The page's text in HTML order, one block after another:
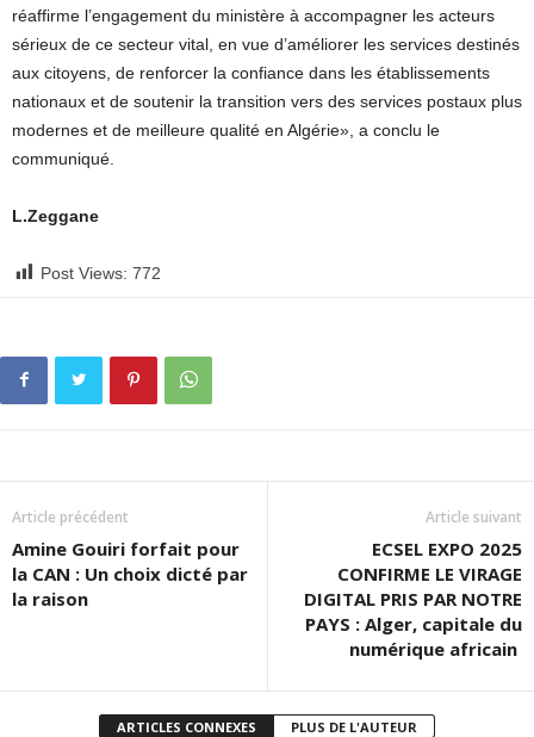
réaffirme l’engagement du ministère à accompagner les acteurs
sérieux de ce secteur vital, en vue d’améliorer les services destinés
aux citoyens, de renforcer la confiance dans les établissements
nationaux et de soutenir la transition vers des services postaux plus
modernes et de meilleure qualité en Algérie», a conclu le
communiqué.
L.Zeggane
Post Views: 772
Article précédent
Amine Gouiri forfait pour
la CAN : Un choix dicté par
la raison
Article suivant
ECSEL EXPO 2025
CONFIRME LE VIRAGE
DIGITAL PRIS PAR NOTRE
PAYS : Alger, capitale du
numérique africain
ARTICLES CONNEXES PLUS DE L'AUTEUR